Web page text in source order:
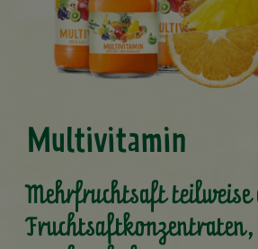
Multivitamin
Mehrfruchtsaft teilweise
Fruchtsaftkonzentraten,